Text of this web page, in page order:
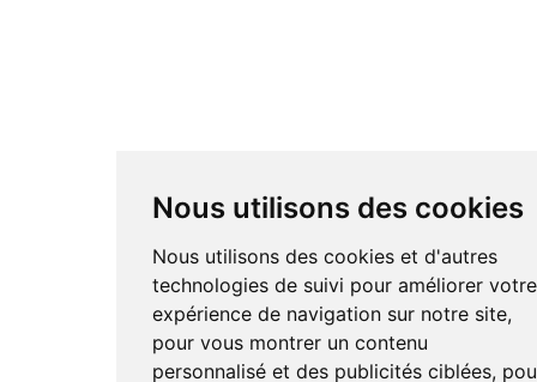
Nous utilisons des cookies
Nous utilisons des cookies et d'autres
technologies de suivi pour améliorer votre
expérience de navigation sur notre site,
pour vous montrer un contenu
personnalisé et des publicités ciblées,